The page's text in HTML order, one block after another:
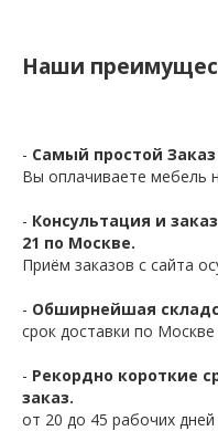
Наши
- Самый простой
Вы оплачиваете мебель
- Консультация и
21 по Москве.
Приём заказов с сайта
- Обширнейшая
срок доставки по
- Рекордно короткие
заказ.
от 20 до 45 рабочих дней